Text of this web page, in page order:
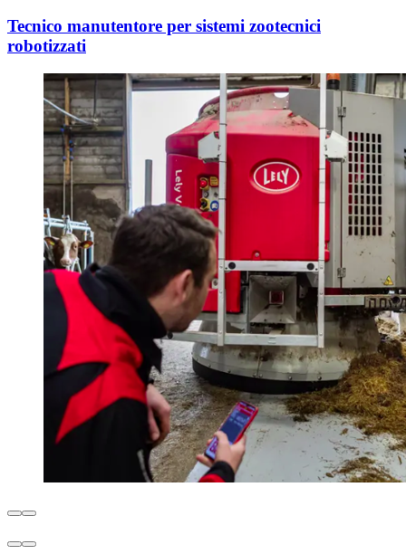
Tecnico manutentore per sistemi zootecnici
robotizzati